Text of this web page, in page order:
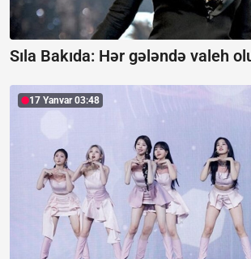
Sıla Bakıda: Hər gələndə valeh
17 Yanvar 03:48